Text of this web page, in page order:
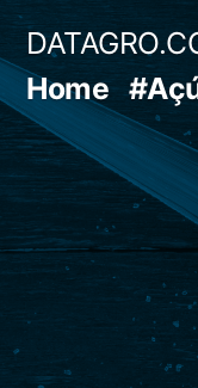
Pular
para
o
conteúdo
Home